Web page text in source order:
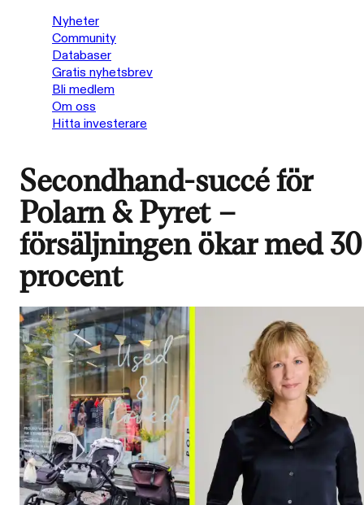
Nyheter
Community
Databaser
Gratis nyhetsbrev
Bli medlem
Om oss
Hitta investerare
Secondhand-succé för
Polarn & Pyret –
försäljningen ökar med 30
procent